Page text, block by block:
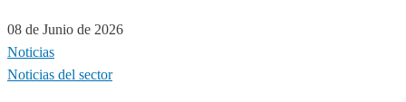
08 de Junio de 2026
Noticias
Noticias del sector